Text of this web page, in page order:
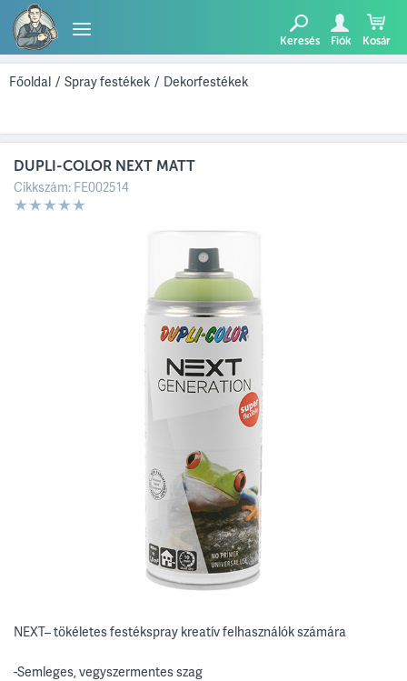
TERMÉKEK
AJÁNLATUNK
Keresés Fiók Kosár
Főoldal / Spray festékek / Dekorfestékek
DUPLI-COLOR NEXT MATT
Cikkszám: FE002514
NEXT– tökéletes festékspray kreatív felhasználók számára
-Semleges, vegyszermentes szag